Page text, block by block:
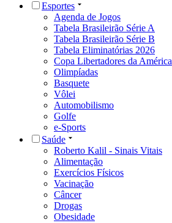
Esportes
Agenda de Jogos
Tabela Brasileirão Série A
Tabela Brasileirão Série B
Tabela Eliminatórias 2026
Copa Libertadores da América
Olimpíadas
Basquete
Vôlei
Automobilismo
Golfe
e-Sports
Saúde
Roberto Kalil - Sinais Vitais
Alimentação
Exercícios Físicos
Vacinação
Câncer
Drogas
Obesidade